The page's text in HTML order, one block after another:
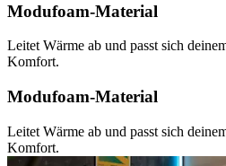
Modufoam-Material
Leitet Wärme ab und passt sich
Komfort.
Modufoam-Material
Leitet Wärme ab und passt sich
Komfort.